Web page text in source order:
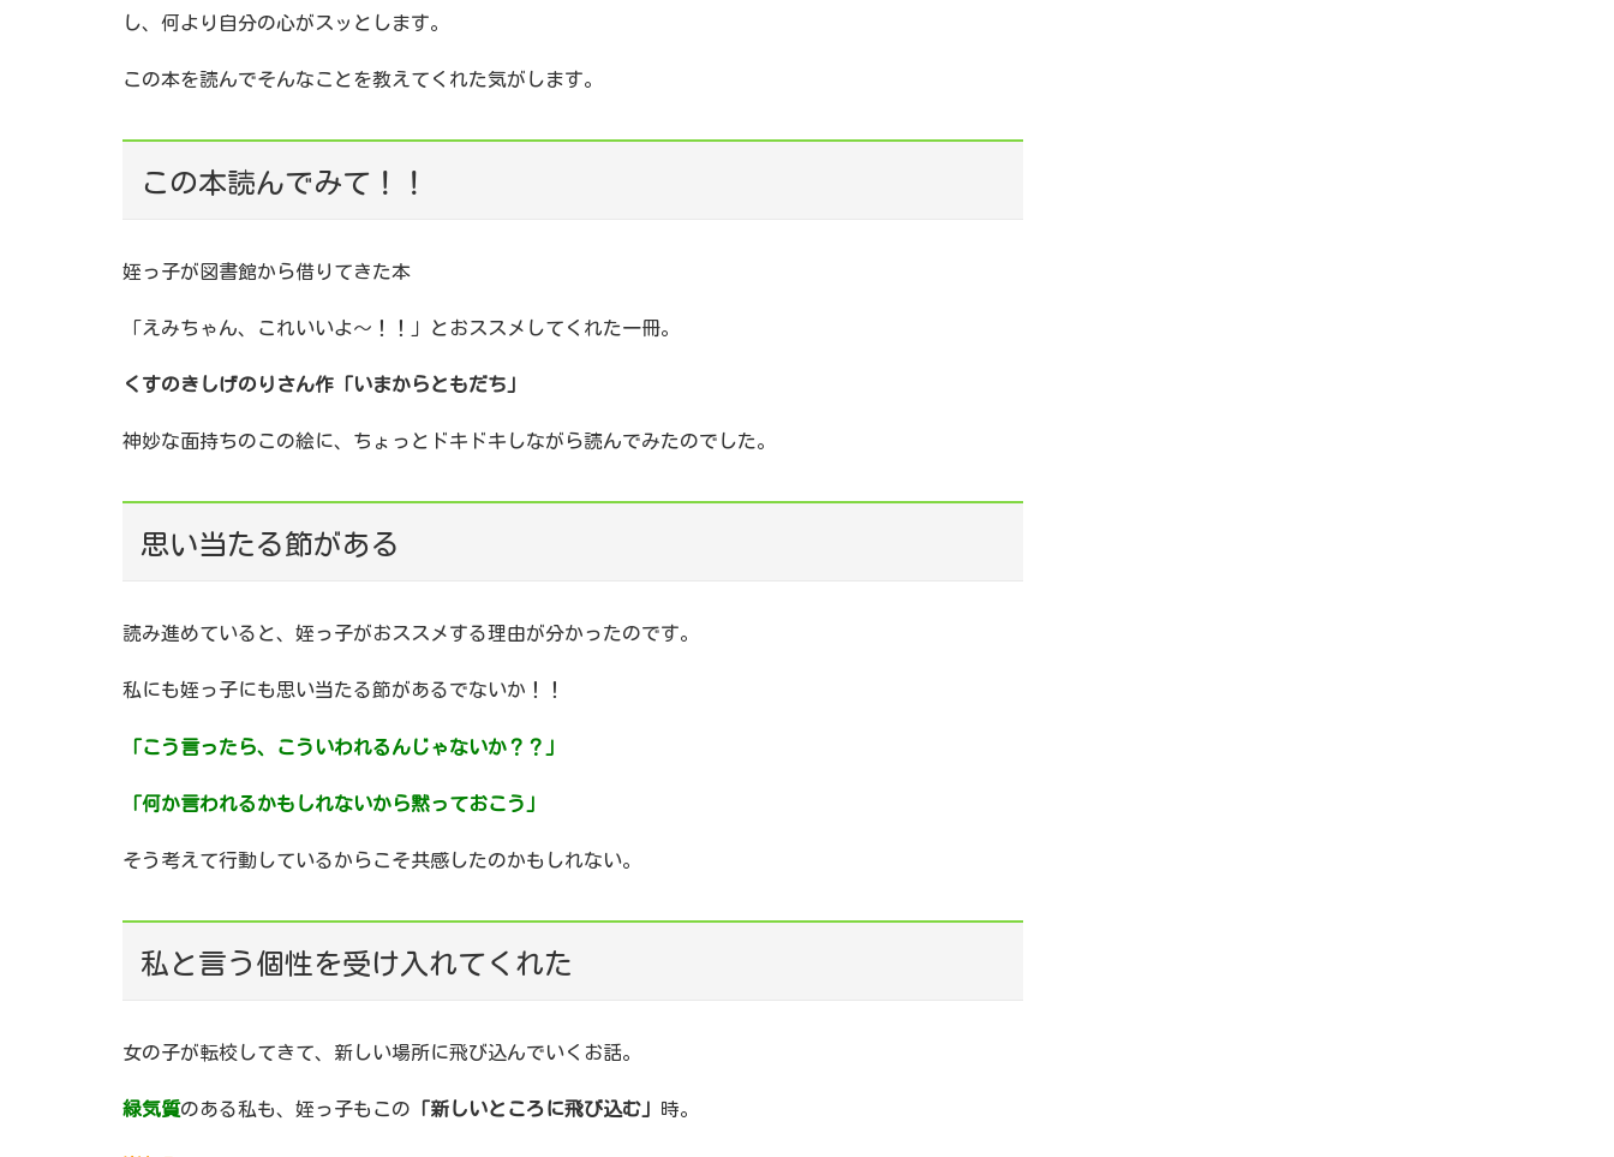
し、何より自分の心がスッとします。
この本を読んでそんなことを教えてくれた気がします。
この本読んでみて！！
姪っ子が図書館から借りてきた本
「えみちゃん、これいいよ～！！」とおススメしてくれた一冊。
くすのきしげのりさん作「いまからともだち」
神妙な面持ちのこの絵に、ちょっとドキドキしながら読んでみたのでした。
思い当たる節がある
読み進めていると、姪っ子がおススメする理由が分かったのです。
私にも姪っ子にも思い当たる節があるでないか！！
「こう言ったら、こういわれるんじゃないか？？」
「何か言われるかもしれないから黙っておこう」
そう考えて行動しているからこそ共感したのかもしれない。
私と言う個性を受け入れてくれた
女の子が転校してきて、新しい場所に飛び込んでいくお話。
緑気質のある私も、姪っ子もこの 「新しいところに飛び込む」 時。